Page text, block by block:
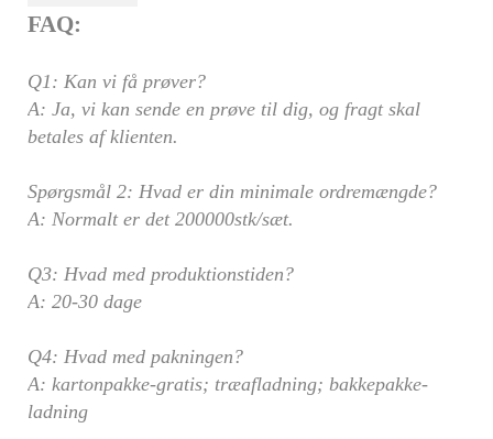
FAQ:
Q1: Kan vi få prøver?
A: Ja, vi kan sende en prøve til dig, og fragt skal
betales af klienten.
Spørgsmål 2: Hvad er din minimale ordremængde?
A: Normalt er det 200000stk/sæt.
Q3: Hvad med produktionstiden?
A: 20-30 dage
Q4: Hvad med pakningen?
A: kartonpakke-gratis; træafladning; bakkepakke-
ladning